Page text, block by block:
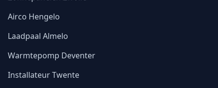
Airco Hengelo
Laadpaal Almelo
Warmtepomp Deventer
Installateur Twente